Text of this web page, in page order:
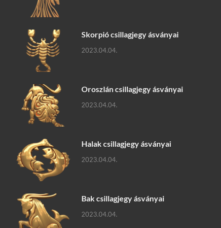
Skorpió csillagjegy ásványai
2023.04.04.
Oroszlán csillagjegy ásványai
2023.04.04.
Halak csillagjegy ásványai
2023.04.04.
Bak csillagjegy ásványai
2023.04.04.